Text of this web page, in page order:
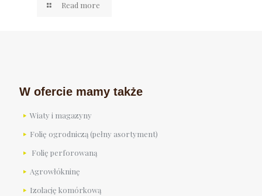
Read more
W ofercie mamy także
Wiaty i magazyny
Folię ogrodniczą (pełny asortyment)
Folię perforowaną
Agrowłókninę
Izolację komórkową